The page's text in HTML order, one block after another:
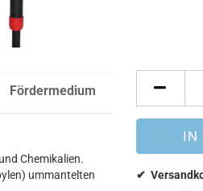
Fördermedium
Chemikalien.
ummantelten